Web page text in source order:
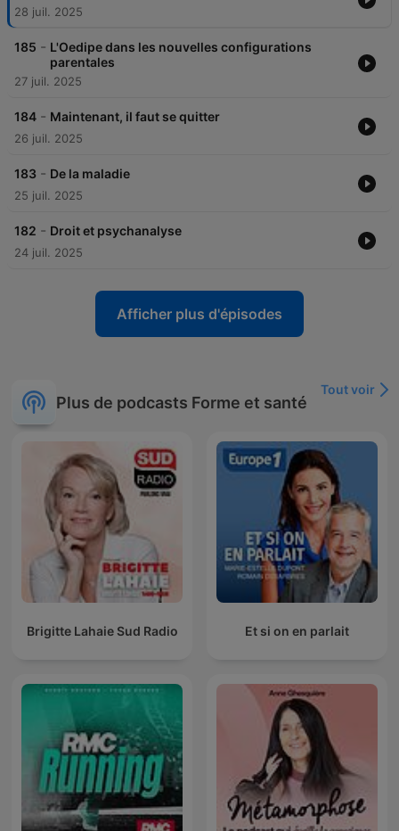
28 juil. 2025
185 - L'Oedipe dans les nouvelles configurations
parentales
27 juil. 2025
184 - Maintenant, il faut se quitter
26 juil. 2025
183 - De la maladie
25 juil. 2025
182 - Droit et psychanalyse
24 juil. 2025
Afficher plus d'épisodes
Plus de podcasts Forme et santé
Tout voir
Brigitte Lahaie Sud Radio Et si on en parlait